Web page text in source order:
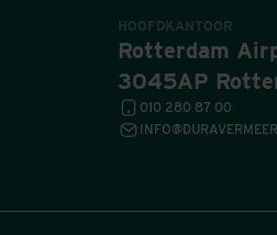
HOOFDKANTOOR
Rotterdam
3045AP
010 280 87 00